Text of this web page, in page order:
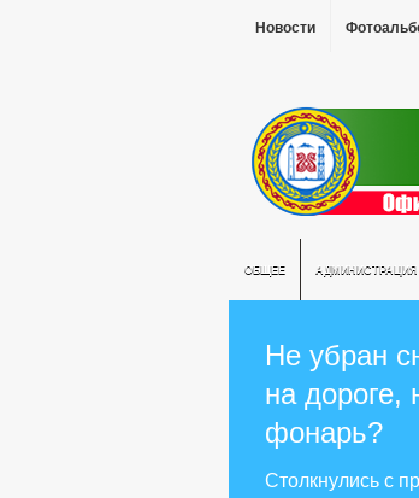
Новости
ОБЩЕЕ АДМИНИСТРАЦИЯ
Не убран
на дороге,
фонарь?
Столкнулись с